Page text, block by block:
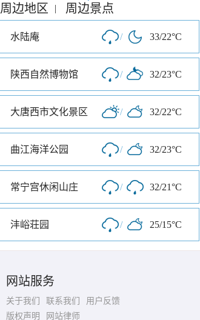
周边地区 | 周边景点
水陆庵 / 33/22°C
陕西自然博物馆 / 32/23°C
大唐西市文化景区 / 32/22°C
曲江海洋公园 / 32/23°C
常宁宫休闲山庄 / 32/21°C
沣峪荘园 / 25/15°C
网站服务
关于我们 联系我们
用户反馈
版权声明
网站律师